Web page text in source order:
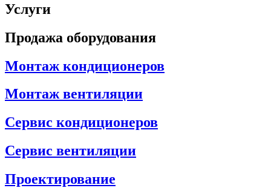
Услуги
Продажа оборудования
Монтаж кондиционеров
Монтаж вентиляции
Сервис кондиционеров
Сервис вентиляции
Проектирование